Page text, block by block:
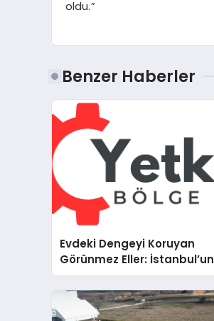
oldu.”
Benzer Haberler
Evdeki Dengeyi Koruyan
Görünmez Eller: İstanbul’un
Beş Farklı Semtinde Teknik
Servis Gerçeği